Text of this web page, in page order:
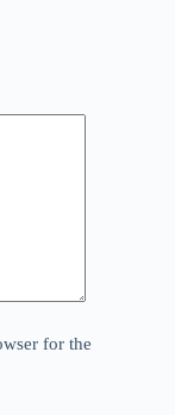
for the